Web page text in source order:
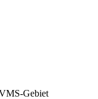
Gebiet